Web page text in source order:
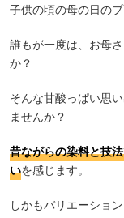
子供の頃の母の日の
誰もが一度は、お母
か？
そんな甘酸っぱい思
ませんか？
昔ながらの染料と技
いを感じます。
しかもバリエーション